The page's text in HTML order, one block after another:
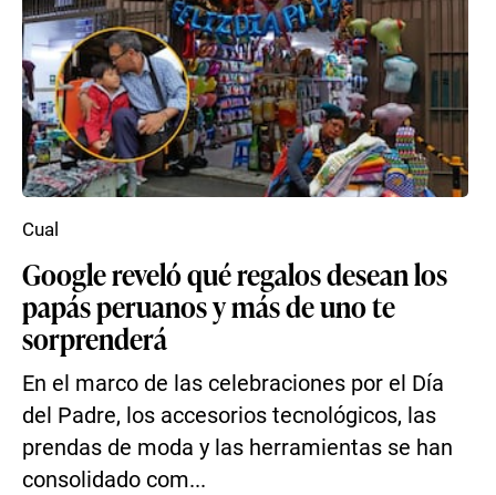
Google reveló qué regalos desean los
papás peruanos y más de uno te
sorprenderá
En el marco de las celebraciones por el Día
del Padre, los accesorios tecnológicos, las
prendas de moda y las herramientas se han
consolidado com...
Cual